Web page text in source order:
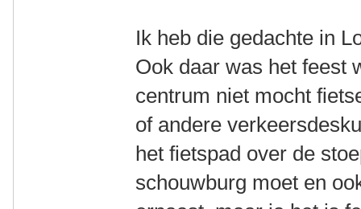
Ik heb die gedachte in
Ook daar was het feest
centrum niet mocht
of andere
het fietspad over de
schouwburg moet en